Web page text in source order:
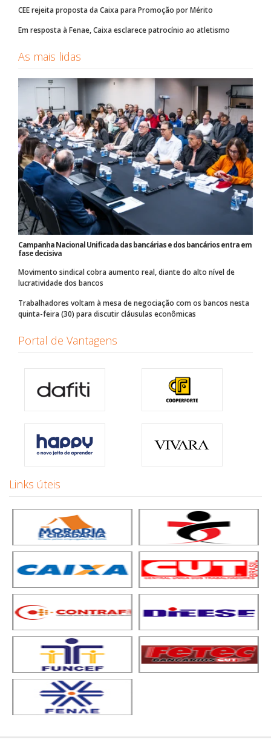
CEE rejeita proposta da Caixa para Promoção por Mérito
Em resposta à Fenae, Caixa esclarece patrocínio ao atletismo
As mais lidas
Campanha Nacional Unificada das bancárias e dos bancários entra em
fase decisiva
Movimento sindical cobra aumento real, diante do alto nível de
lucratividade dos bancos
Trabalhadores voltam à mesa de negociação com os bancos nesta
quinta-feira (30) para discutir cláusulas econômicas
Portal de Vantagens
Links úteis